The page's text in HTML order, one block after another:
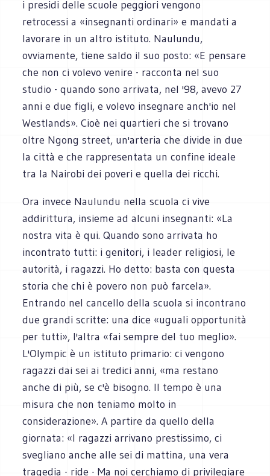
i presidi delle scuole peggiori vengono
retrocessi a «insegnanti ordinari» e mandati a
lavorare in un altro istituto. Naulundu,
ovviamente, tiene saldo il suo posto: «E pensare
che non ci volevo venire - racconta nel suo
studio - quando sono arrivata, nel '98, avevo 27
anni e due figli, e volevo insegnare anch'io nel
Westlands». Cioè nei quartieri che si trovano
oltre Ngong street, un'arteria che divide in due
la città e che rappresentata un confine ideale
tra la Nairobi dei poveri e quella dei ricchi.
Ora invece Naulundu nella scuola ci vive
addirittura, insieme ad alcuni insegnanti: «La
nostra vita è qui. Quando sono arrivata ho
incontrato tutti: i genitori, i leader religiosi, le
autorità, i ragazzi. Ho detto: basta con questa
storia che chi è povero non può farcela».
Entrando nel cancello della scuola si incontrano
due grandi scritte: una dice «uguali opportunità
per tutti», l'altra «fai sempre del tuo meglio».
L'Olympic è un istituto primario: ci vengono
ragazzi dai sei ai tredici anni, «ma restano
anche di più, se c'è bisogno. Il tempo è una
misura che non teniamo molto in
considerazione». A partire da quello della
giornata: «I ragazzi arrivano prestissimo, ci
svegliano anche alle sei di mattina, una vera
tragedia - ride - Ma noi cerchiamo di privilegiare